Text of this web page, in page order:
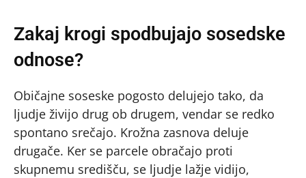
Zakaj krogi spodbujajo sosedske
odnose?
Običajne soseske pogosto delujejo tako, da
ljudje živijo drug ob drugem, vendar se redko
spontano srečajo. Krožna zasnova deluje
drugače. Ker se parcele obračajo proti
skupnemu središču, se ljudje lažje vidijo,